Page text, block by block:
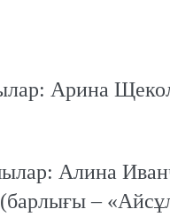
Арина
Алина
–